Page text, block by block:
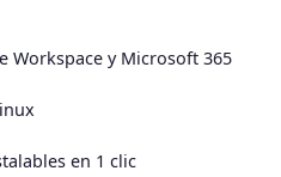
Workspace y Microsoft 365
en 1 clic